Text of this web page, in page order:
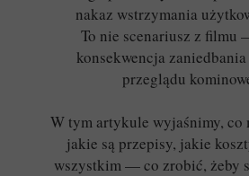
nakaz wstrzymania
To nie scenariusz z filmu
konsekwencja
przeglądu
W tym artykule wyjaśnimy, co
jakie są przepisy, jakie
wszystkim — co zrobić, żeby